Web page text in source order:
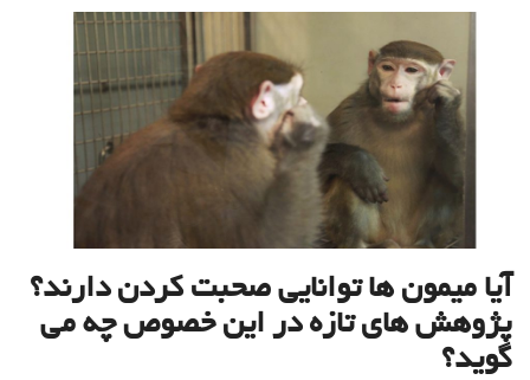
آیا میمون ها توانایی صحبت کردن دارند؟
پژوهش های تازه در این خصوص چه می
گوید؟